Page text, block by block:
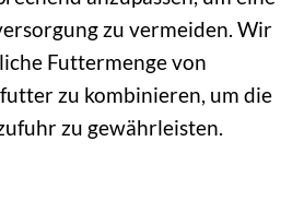
zu vermeiden. Wir
Futtermenge von
zu kombinieren, um die
zu gewährleisten.